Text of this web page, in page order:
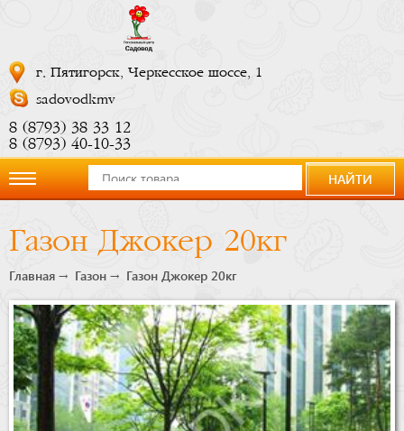
г. Пятигорск, Черкесское шоссе, 1
sadovodkmv
8 (8793) 38 33 12
8 (8793) 40-10-33
компании
Новости
Купить
сейчас
НАЙТИ
Газон Джокер 20кг
Главная Газон Газон Джокер 20кг